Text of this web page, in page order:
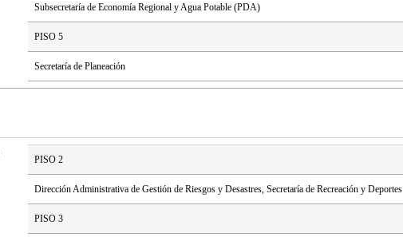
Subsecretaría de Economía Regional y Agua Potable (PDA)
PISO 5
Secretaría de Planeación
PISO 2
Dirección Administrativa de Gestión de Riesgos y Desastres, Secretaría de Recreación y Deportes
PISO 3